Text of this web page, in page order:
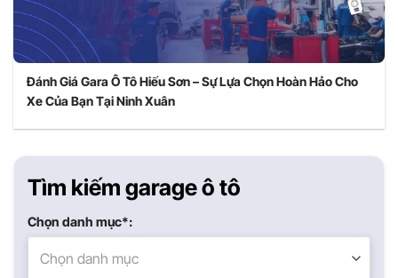
Đánh Giá Gara Ô Tô Hiếu Sơn – Sự Lựa Chọn Hoàn Hảo Cho
Xe Của Bạn Tại Ninh Xuân
Tìm kiếm garage ô tô
Chọn danh mục*:
Chọn danh mục